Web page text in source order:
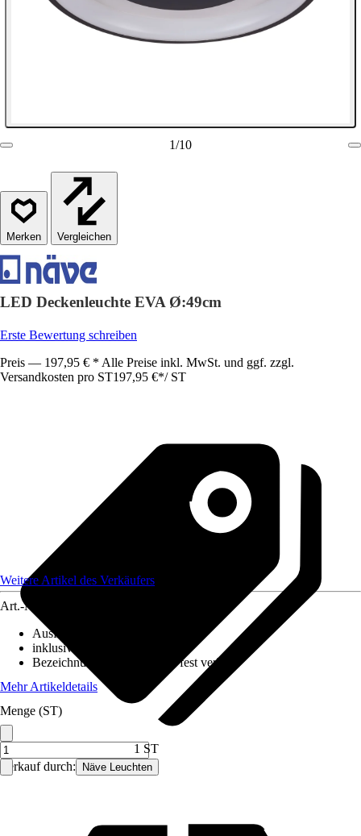
1/10
Vergleichen
LED Deckenleuchte EVA Ø:49cm
Erste Bewertung schreiben
Preis — 197,95 € * Alle Preise inkl. MwSt. und ggf. zzgl.
Versandkosten pro ST197,95 €*/ ST
Verkauf durch: Näve Leuchten
Weitere Artikel des Verkäufers
Art.-Nr.
Ausführung
inklusive Leuchtmittel
Bezeichnung Fassung
LED fest verbaut
Mehr Artikeldetails
Menge (ST)
1 ST